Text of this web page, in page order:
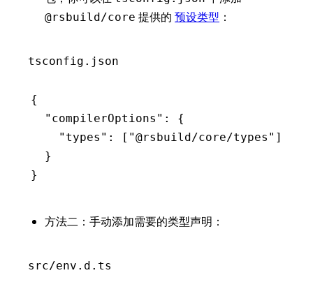
@rsbuild/core 提供的 预设类型 ：
tsconfig.json
{
  "compilerOptions"
:
{
    "types"
: [ "@rsbuild/core/types" ]
  }
}
方法二：手动添加需要的类型声明：
src/env.d.ts